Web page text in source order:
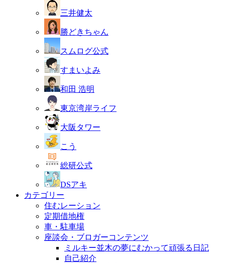
三井健太
勝どきちゃん
スムログ公式
すまいよみ
和田 浩明
東京湾岸ライフ
大阪タワー
こう
総研公式
DSアキ
カテゴリー
住むレーション
定期借地権
車・駐車場
座談会・ブロガーコンテンツ
ミルキー並木の夢にむかって頑張る日記
自己紹介